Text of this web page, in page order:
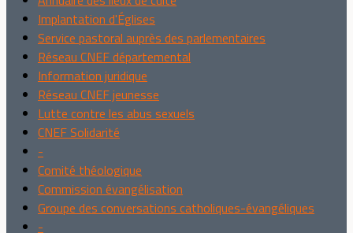
Implantation d'Églises
Service pastoral auprès des parlementaires
Réseau CNEF départemental
Information juridique
Réseau CNEF jeunesse
Lutte contre les abus sexuels
CNEF Solidarité
-
Comité théologique
Commission évangélisation
Groupe des conversations catholiques-évangéliques
-